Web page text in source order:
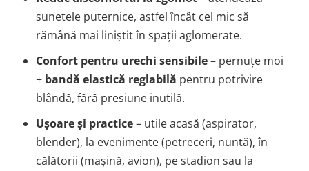
sunetele puternice, astfel încât cel mic să
rămână mai liniștit în spații aglomerate.
Confort pentru urechi sensibile– pernuțe moi
+ bandă elastică reglabilă pentru potrivire
blândă, fără presiune inutilă.
Ușoare și practice– utile acasă (aspirator,
blender), la evenimente (petreceri, nuntă), în
călătorii (mașină, avion), pe stadion sau la